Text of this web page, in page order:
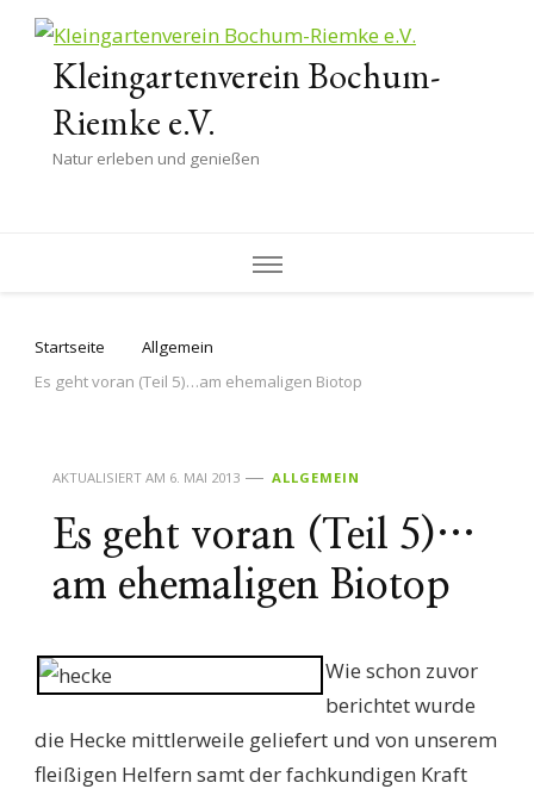
Kleingartenverein Bochum-
Riemke e.V.
Natur erleben und genießen
Startseite
Allgemein
Es geht voran (Teil 5)…am ehemaligen Biotop
AKTUALISIERT AM 6. MAI 2013 ALLGEMEIN
Es geht voran (Teil 5)…
am ehemaligen Biotop
Wie schon zuvor
berichtet wurde
die Hecke mittlerweile geliefert und von unserem
fleißigen Helfern samt der fachkundigen Kraft